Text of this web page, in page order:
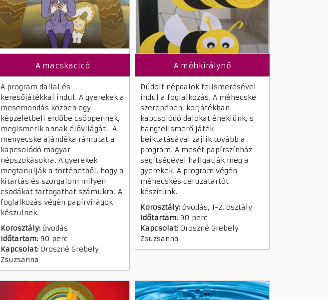
A macskacicó
A program dallal és
keresőjátékkal indul. A gyerekek a
mesemondás közben egy
képzeletbeli erdőbe csöppennek,
megismerik annak élővilágát. A
menyecske ajándéka rámutat a
kapcsolódó magyar
népszokásokra. A gyerekek
megtanulják a történetből, hogy a
kitartás és szorgalom milyen
csodákat tartogathat számukra. A
foglalkozás végén papírvirágok
készülnek.
Korosztály: óvodás
Időtartam: 90 perc
Kapcsolat: Oroszné Grebely
Zsuzsanna
A méhkirálynő
Dúdolt népdalok felismerésével
indul a foglalkozás. A méhecske
szerepében, körjátékban
kapcsolódó dalokat éneklünk, s
hangfelismerő játék
beiktatásával zajlik tovább a
program. A mesét papírszínház
segítségével hallgatják meg a
gyerekek. A program végén
méhecskés ceruzatartót
készítünk.
Korosztály: óvodás, 1-2. osztály
Időtartam: 90 perc
Kapcsolat: Oroszné Grebely
Zsuzsanna